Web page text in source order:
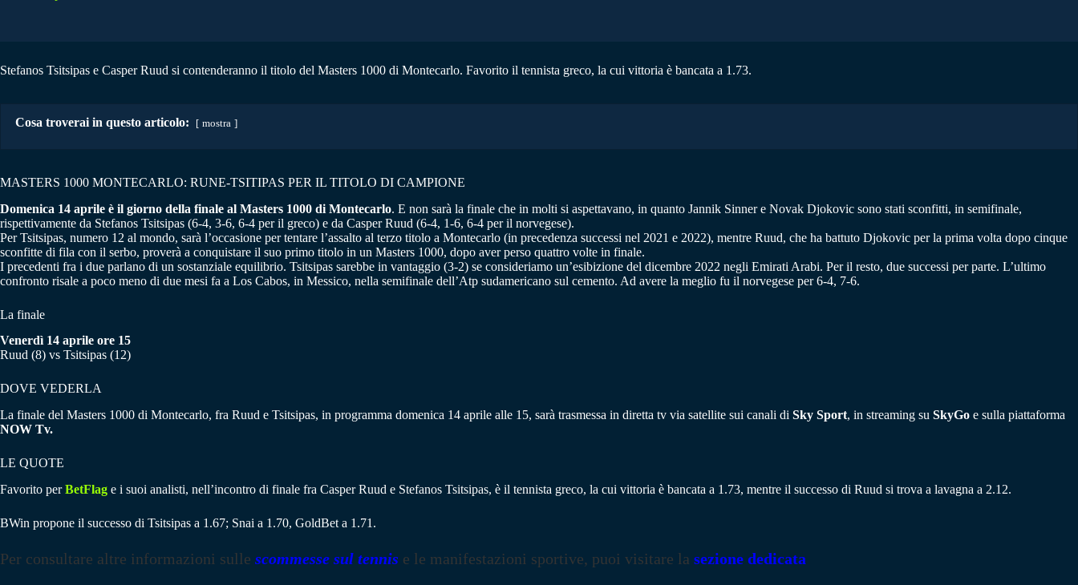
Stefanos Tsitsipas e Casper Ruud si contenderanno il titolo del Masters 1000 di Montecarlo. Favorito il tennista greco, la cui vittoria è bancata a 1.73.
Cosa troverai in questo articolo: mostra
MASTERS 1000 MONTECARLO: RUNE-TSITIPAS PER IL TITOLO DI CAMPIONE
Domenica 14 aprile è il giorno della finale al Masters 1000 di Montecarlo. E non sarà la finale che in molti si aspettavano, in quanto Jannik Sinner e Novak Djokovic sono stati sconfitti, in semifinale,
rispettivamente da Stefanos Tsitsipas (6-4, 3-6, 6-4 per il greco) e da Casper Ruud (6-4, 1-6, 6-4 per il norvegese).
Per Tsitsipas, numero 12 al mondo, sarà l’occasione per tentare l’assalto al terzo titolo a Montecarlo (in precedenza successi nel 2021 e 2022), mentre Ruud, che ha battuto Djokovic per la prima volta dopo cinque
sconfitte di fila con il serbo, proverà a conquistare il suo primo titolo in un Masters 1000, dopo aver perso quattro volte in finale.
I precedenti fra i due parlano di un sostanziale equilibrio. Tsitsipas sarebbe in vantaggio (3-2) se consideriamo un’esibizione del dicembre 2022 negli Emirati Arabi. Per il resto, due successi per parte. L’ultimo
confronto risale a poco meno di due mesi fa a Los Cabos, in Messico, nella semifinale dell’Atp sudamericano sul cemento. Ad avere la meglio fu il norvegese per 6-4, 7-6.
La finale
Venerdì 14 aprile ore 15
Ruud (8) vs Tsitsipas (12)
DOVE VEDERLA
La finale del Masters 1000 di Montecarlo, fra Ruud e Tsitsipas, in programma domenica 14 aprile alle 15, sarà trasmessa in diretta tv via satellite sui canali di Sky Sport, in streaming su SkyGo e sulla piattaforma
NOW Tv.
LE QUOTE
Favorito perBetFlag e i suoi analisti, nell’incontro di finale fra Casper Ruud e Stefanos Tsitsipas, è il tennista greco, la cui vittoria è bancata a 1.73, mentre il successo di Ruud si trova a lavagna a 2.12.
BWin propone il successo di Tsitsipas a 1.67; Snai a 1.70, GoldBet a 1.71.
Per consultare altre informazioni sulle scommesse sul tennis e le manifestazioni sportive, puoi visitare la sezione dedicata